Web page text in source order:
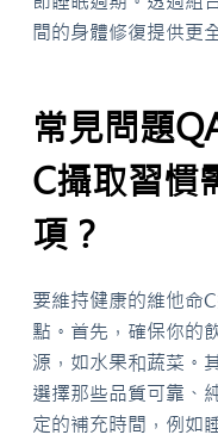
間的身體修復提供更
常見問題
C攝取習慣
項？
要維持健康的維他命
點。首先，確保你的
源，如水果和蔬菜。
選擇那些品質可靠、
定的補充時間，例如